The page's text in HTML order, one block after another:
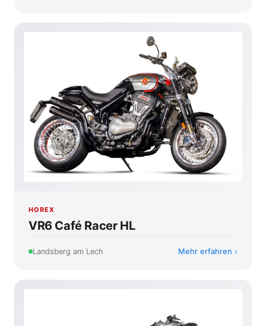
HOREX
VR6 Café Racer HL
Landsberg am Lech Mehr erfahren